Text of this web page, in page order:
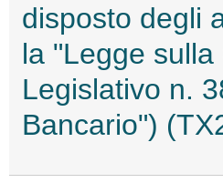
disposto degli
la "Legge
Legislativo n.
Bancario")